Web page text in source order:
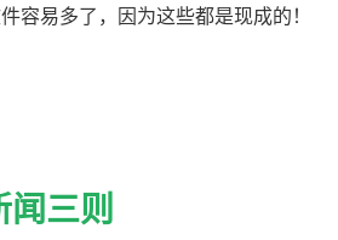
容易多了，因为这些都是现成的！
三则